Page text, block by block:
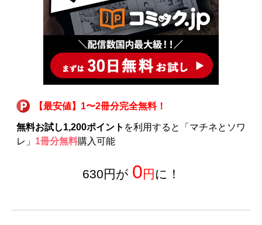
【最安値】1〜2冊分完全無料！
無料お試し1,200ポイント を利用すると「マチネとソワ
レ」 1冊分無料購入可能
630円が 0円 に！